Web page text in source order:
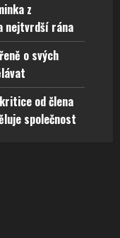
z
nejtvrdší rána
o svých
od člena
společnost